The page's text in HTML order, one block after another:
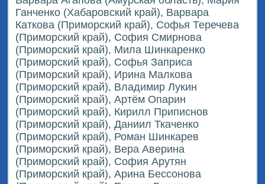
Ганченко (Хабаровский край), Варвара
Каткова (Приморский край), Софья Теречева
(Приморский край), София Смирнова
(Приморский край), Мила Шинкаренко
(Приморский край), Софья Заприса
(Приморский край), Ирина Малкова
(Приморский край), Владимир Лукин
(Приморский край), Артём Опарин
(Приморский край), Кирилл Приписнов
(Приморский край), Даниил Ткаченко
(Приморский край), Роман Шинкарев
(Приморский край), Вера Аверина
(Приморский край), София Арутян
(Приморский край), Арина Бессонова